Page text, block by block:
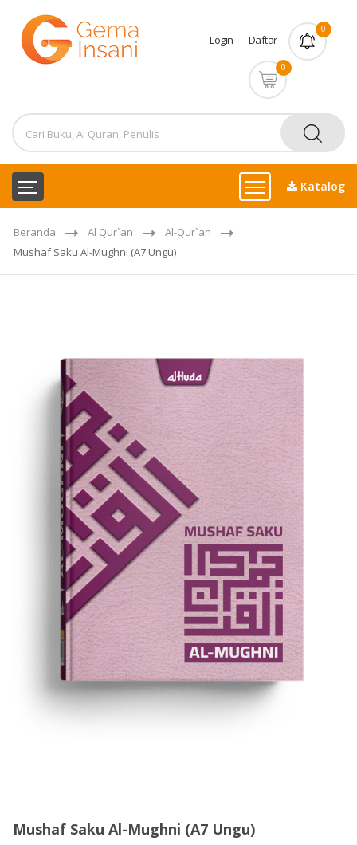
Login Daftar
0
0
Katalog
Beranda Al Qur`an
Al-Qur`an
Mushaf Saku Al-Mughni (A7 Ungu)
Mushaf Saku Al-Mughni (A7 Ungu)